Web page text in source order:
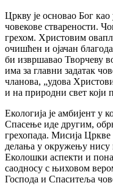
Цркву је основао Бог као
човекове стварености.
грехом. Христовим
очишћен и ојачан
би извршавао Творчеву
има за главни задатак
чланова, „удова
и на природни свет који
Екологија је амбијент у
Спасење иде другим,
грехопада. Мисија Цркве
делања у окружењу нису
Еколошки аспекти и
саодносу с њиховом
Господа и Спаситеља